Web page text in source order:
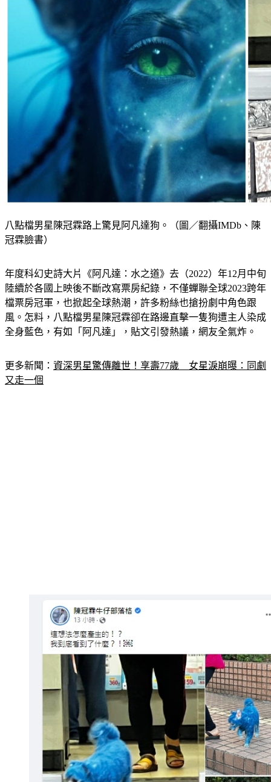
八點檔男星陳冠霖路上驚見阿凡達狗。（圖／翻攝IMDb、陳
年度科幻史詩大片《阿凡達：水之道》去（2022）年12月中旬
陸續於各國上映後不斷改寫票房紀錄，不僅蟬聯全球2023跨年
檔票房冠軍，也掀起全球熱潮，許多粉絲也搶扮劇中角色跟
風。怎料，八點檔男星陳冠霖卻在路邊直擊一隻狗遭主人染成
更多新聞：